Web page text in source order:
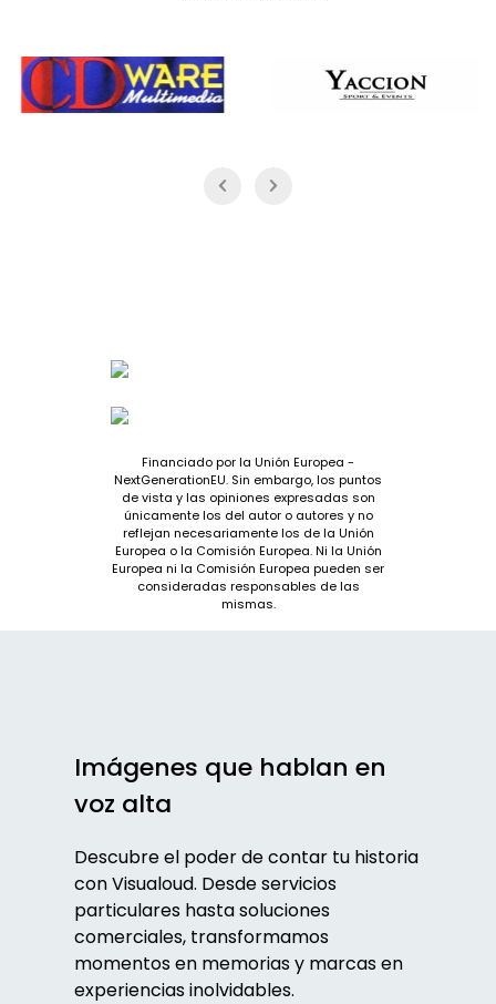
Financiado por la Unión Europea -
NextGenerationEU. Sin embargo, los puntos
de vista y las opiniones expresadas son
únicamente los del autor o autores y no
reflejan necesariamente los de la Unión
Europea o la Comisión Europea. Ni la Unión
Europea ni la Comisión Europea pueden ser
consideradas responsables de las
mismas.
Imágenes que hablan en
voz alta
Descubre el poder de contar tu historia
con Visualoud. Desde servicios
particulares hasta soluciones
comerciales, transformamos
momentos en memorias y marcas en
experiencias inolvidables.